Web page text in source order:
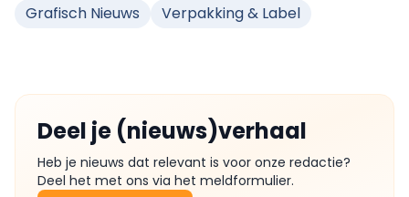
Grafisch Nieuws
Verpakking & Label
Deel je (nieuws)verhaal
Heb je nieuws dat relevant is voor onze redactie?
Deel het met ons via het meldformulier.